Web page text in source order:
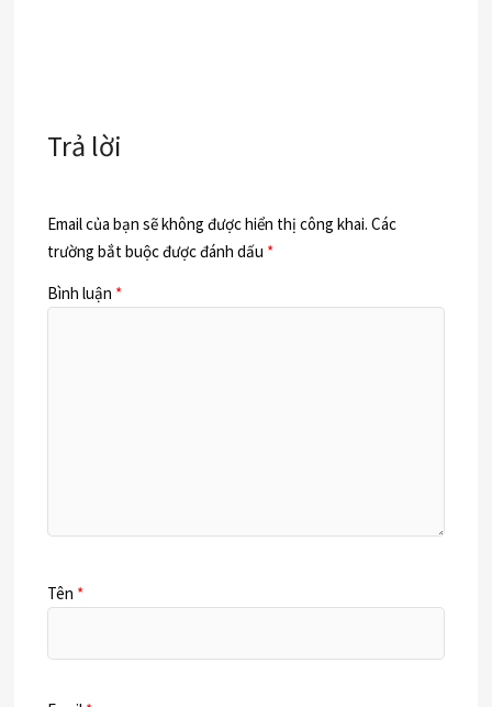
Trả lời
Email của bạn sẽ không được hiển thị công khai. Các
trường bắt buộc được đánh dấu *
Bình luận *
Tên *